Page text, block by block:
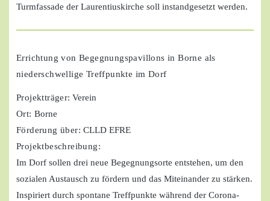
Turmfassade der Laurentiuskirche soll instandgesetzt werden.
Errichtung von Begegnungspavillons in Borne als
niederschwellige Treffpunkte im Dorf
Projektträger: Verein
Ort: Borne
Förderung über: CLLD EFRE
Projektbeschreibung:
Im Dorf sollen drei neue Begegnungsorte entstehen, um den
sozialen Austausch zu fördern und das Miteinander zu stärken.
Inspiriert durch spontane Treffpunkte während der Corona-